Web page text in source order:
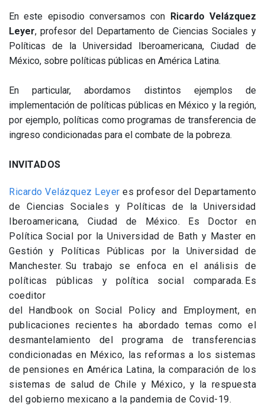
En este episodio conversamos con Ricardo Velázquez
Leyer, profesor del Departamento de Ciencias Sociales y
Políticas de la Universidad Iberoamericana, Ciudad de
México, sobre políticas públicas en América Latina.
En particular, abordamos distintos ejemplos de
implementación de políticas públicas en México y la región,
por ejemplo, políticas como programas de transferencia de
ingreso condicionadas para el combate de la pobreza.
INVITADOS
Ricardo Velázquez Leyer es profesor del Departamento
de Ciencias Sociales y Políticas de la Universidad
Iberoamericana, Ciudad de México. Es Doctor en
Política Social por la Universidad de Bath y Master en
Gestión y Políticas Públicas por la Universidad de
Manchester. Su trabajo se enfoca en el análisis de
políticas públicas y política social comparada. Es
coeditor
del Handbook on Social Policy and Employment, en
publicaciones recientes ha abordado temas como el
desmantelamiento del programa de transferencias
condicionadas en México, las reformas a los sistemas
de pensiones en América Latina, la comparación de los
sistemas de salud de Chile y México, y la respuesta
del gobierno mexicano a la pandemia de Covid-19.